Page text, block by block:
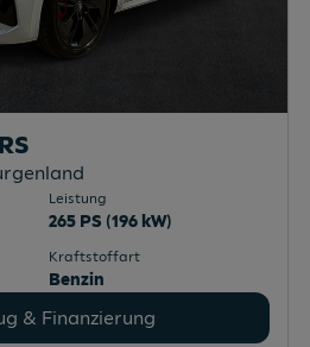
Leistung
265 PS (196 kW)
Kraftstoffart
Benzin
& Finanzierung